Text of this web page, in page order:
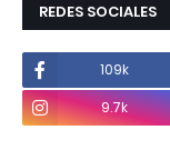
REDES SOCIALES
109k
9.7k